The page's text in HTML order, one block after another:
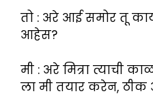
तो : अरे आई समोर तू
आहेस?
मी : अरे मित्रा त्याची
ला मी तयार करेन, ठीक